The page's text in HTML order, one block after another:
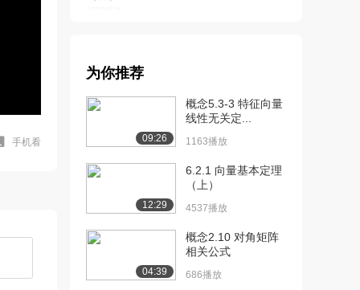
手机看
1574播放
[7] 05-矩阵乘法的性质
09:43
[8] 05-矩阵乘法的性质
09:41
[9] 06-矩阵的转置（上） 06:09
[10] 06-矩阵的转置（下）
为你推荐
09:26
概念5.3-3 特征向量
线性无关定...
1163播放
12:29
6.2.1 向量基本定理
（上）
4537播放
04:39
概念2.10 对角矩阵
相关公式
686播放